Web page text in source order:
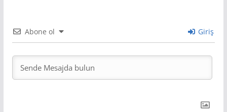
Abone ol Giriş